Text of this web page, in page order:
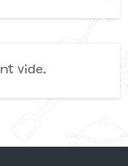
vide.